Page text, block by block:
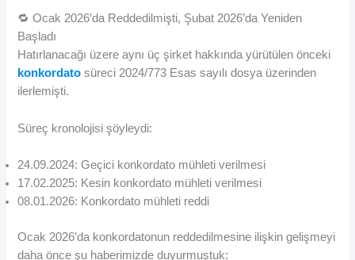
🔁 Ocak 2026’da Reddedilmişti, Şubat 2026’da Yeniden
Başladı
Hatırlanacağı üzere aynı üç şirket hakkında yürütülen önceki
konkordatosüreci 2024/773 Esas sayılı dosya üzerinden
ilerlemişti.
Süreç kronolojisi şöyleydi:
24.09.2024: Geçici konkordato mühleti verilmesi
17.02.2025: Kesin konkordato mühleti verilmesi
08.01.2026: Konkordato mühleti reddi
Ocak 2026’da konkordatonun reddedilmesine ilişkin gelişmeyi
daha önce şu haberimizde duyurmuştuk: